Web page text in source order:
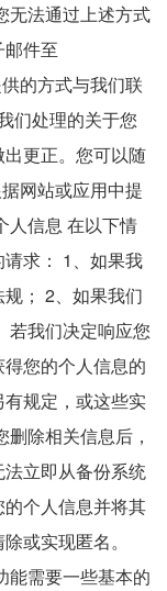
无法通过上述方式
件至
的方式与我们联
们处理的关于您
更正。您可以随
网站或应用中提
人信息 在以下情
求： 1、如果我
； 2、如果我们
若我们决定响应您
您的个人信息的
规定，或这些实
除相关信息后，
立即从备份系统
个人信息并将其
或实现匿名。
能需要一些基本的